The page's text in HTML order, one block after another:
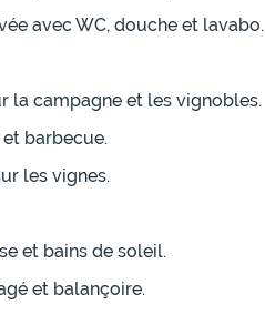
avec WC, douche et lavabo.
la campagne et les vignobles.
barbecue.
les vignes.
et bains de soleil.
et balançoire.